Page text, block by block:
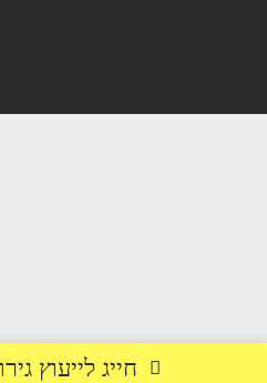
חייג לייעוץ